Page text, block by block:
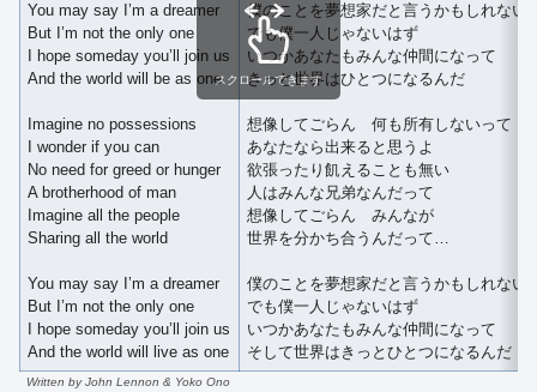
You may say I’m a dreamer
But I’m not the only one
I hope someday you’ll join us
And the world will be as one
Imagine no possessions
I wonder if you can
No need for greed or hunger
A brotherhood of man
Imagine all the people
Sharing all the world
You may say I’m a dreamer
But I’m not the only one
I hope someday you’ll join us
And the world will live as one
僕のことを夢想家だと言うかもしれない
でも僕一人じゃないはず
いつかあなたもみんな仲間になって
きっと世界はひとつになるんだ
想像してごらん 何も所有しないって
あなたなら出来ると思うよ
欲張ったり飢えることも無い
人はみんな兄弟なんだって
想像してごらん みんなが
世界を分かち合うんだって…
僕のことを夢想家だと言うかもしれない
でも僕一人じゃないはず
いつかあなたもみんな仲間になって
そして世界はきっとひとつになるんだ
スクロールできます
Written by John Lennon & Yoko Ono